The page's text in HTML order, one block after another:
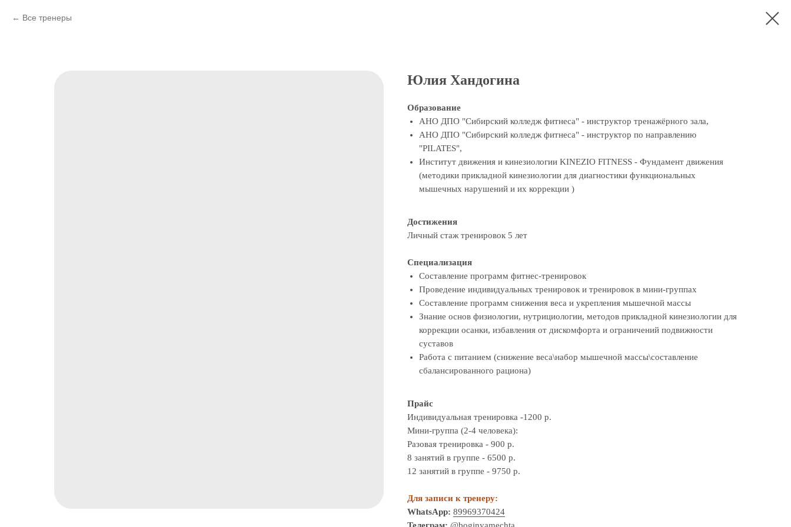
Все тренеры
Юлия Хандогина
Образование
АНО ДПО "Сибирский колледж фитнеса" - инструктор тренажёрного зала,
АНО ДПО "Сибирский колледж фитнеса" - инструктор по направлению
"PILATES",
Институт движения и кинезиологии KINEZIO FITNESS - Фундамент движения
(методики прикладной кинезиологии для диагностики функциональных
мышечных нарушений и их коррекции )
Достижения
Личный стаж тренировок 5 лет
Специализация
Составление программ фитнес-тренировок
Проведение индивидуальных тренировок и тренировок в мини-группах
Составление программ снижения веса и укрепления мышечной массы
Знание основ физиологии, нутрициологии, методов прикладной кинезиологии для
коррекции осанки, избавления от дискомфорта и ограничений подвижности
суставов
Работа с питанием (снижение веса\набор мышечной массы\составление
сбалансированного рациона)
Прайс
Индивидуальная тренировка -1200 р.
Мини-группа (2-4 человека):
Разовая тренировка - 900 р.
8 занятий в группе - 6500 р.
12 занятий в группе - 9750 р.
Для записи к тренеру:
WhatsApp: 89969370424